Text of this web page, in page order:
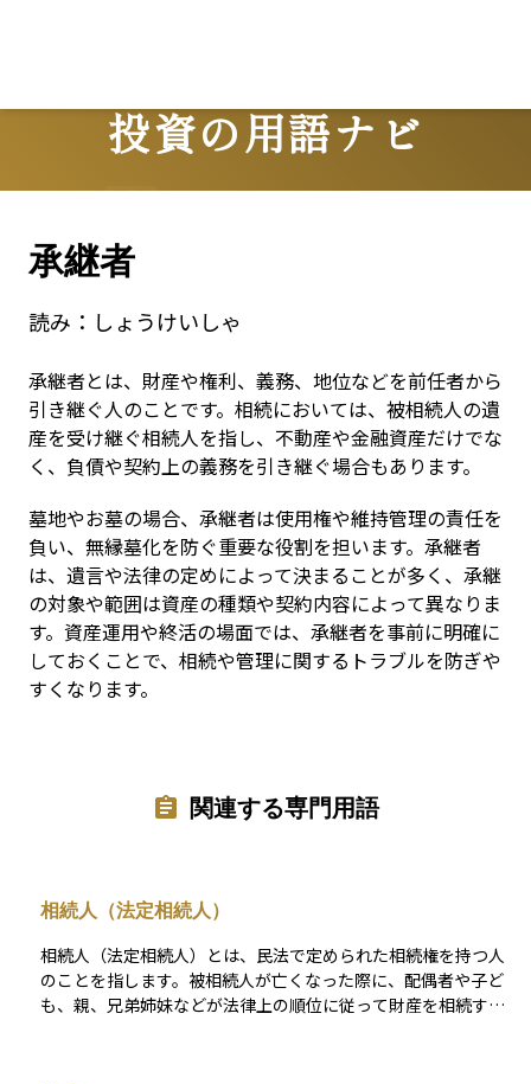
投資の用語ナビ
Terms
承継者
読み： しょうけいしゃ
承継者とは、財産や権利、義務、地位などを前任者から
引き継ぐ人のことです。相続においては、被相続人の遺
産を受け継ぐ相続人を指し、不動産や金融資産だけでな
く、負債や契約上の義務を引き継ぐ場合もあります。
墓地やお墓の場合、承継者は使用権や維持管理の責任を
負い、無縁墓化を防ぐ重要な役割を担います。承継者
は、遺言や法律の定めによって決まることが多く、承継
の対象や範囲は資産の種類や契約内容によって異なりま
す。資産運用や終活の場面では、承継者を事前に明確に
しておくことで、相続や管理に関するトラブルを防ぎや
すくなります。
関連する専門用語
相続人（法定相続人）
相続人（法定相続人）とは、民法で定められた相続権を持つ人
のことを指します。被相続人が亡くなった際に、配偶者や子ど
も、親、兄弟姉妹などが法律上の順位に従って財産を相続する